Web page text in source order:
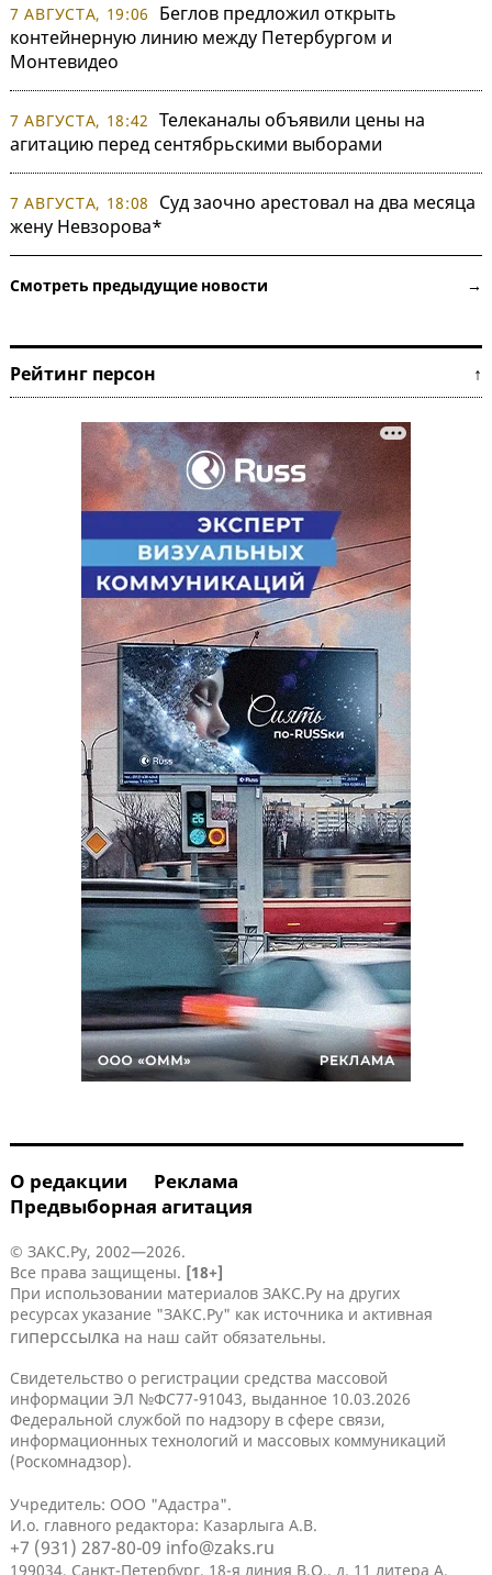
7 АВГУСТА, 19:06
Беглов предложил открыть
контейнерную линию между Петербургом и
Монтевидео
7 АВГУСТА, 18:42 Телеканалы объявили цены на
агитацию перед сентябрьскими выборами
7 АВГУСТА, 18:08
Суд заочно арестовал на два месяца
жену Невзорова*
Смотреть предыдущие новости →
Рейтинг персон ↑
О редакции
Реклама
Предвыборная агитация
© ЗАКС.Ру, 2002—2026.
Все права защищены. [18+]
При использовании материалов ЗАКС.Ру на других
ресурсах указание "ЗАКС.Ру" как источника и активная
гиперссылка на наш сайт обязательны.
Свидетельство о регистрации средства массовой
информации ЭЛ №ФС77-91043, выданное 10.03.2026
Федеральной службой по надзору в сфере связи,
информационных технологий и массовых коммуникаций
(Роскомнадзор).
Учредитель: ООО "Адастра".
И.о. главного редактора: Казарлыга А.В.
+7 (931) 287-80-09 info@zaks.ru
199034, Санкт-Петербург, 18-я линия В.О., д. 11 литера А,